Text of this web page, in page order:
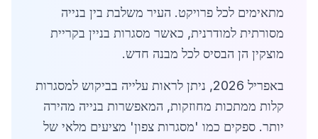
מתאימים לכל פרויקט. העיר משלבת בין בנייה
מסורתית למודרנית, כאשר מסגרות בניין בקריית
מוצקין הן הבסיס לכל מבנה חדש.
באפריל 2026, ניתן לראות עלייה בביקוש למסגרות
קלות ממתכות מחוזקות, המאפשרות בנייה מהירה
יותר. ספקים כמו 'מסגרות צפון' מציעים מלאי של